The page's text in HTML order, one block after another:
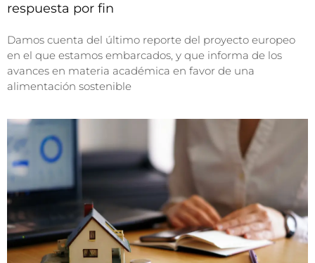
respuesta por fin
Damos cuenta del último reporte del proyecto europeo
en el que estamos embarcados, y que informa de los
avances en materia académica en favor de una
alimentación sostenible